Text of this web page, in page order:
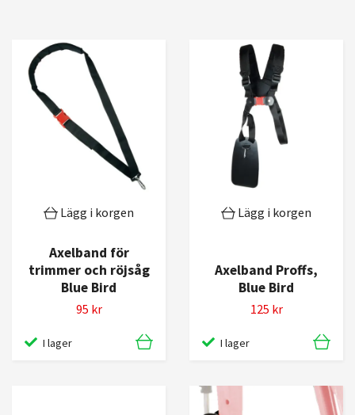
Lägg i korgen
Axelband för
trimmer och röjsåg
Blue Bird
95 kr
I lager
Lägg i korgen
Axelband Proffs,
Blue Bird
125 kr
I lager